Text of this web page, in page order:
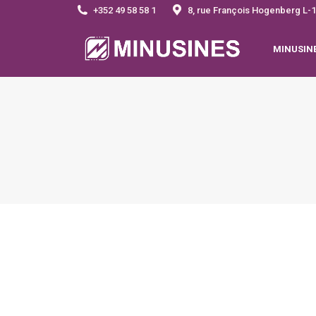
+352 49 58 58 1 8, rue François Hogenberg L-